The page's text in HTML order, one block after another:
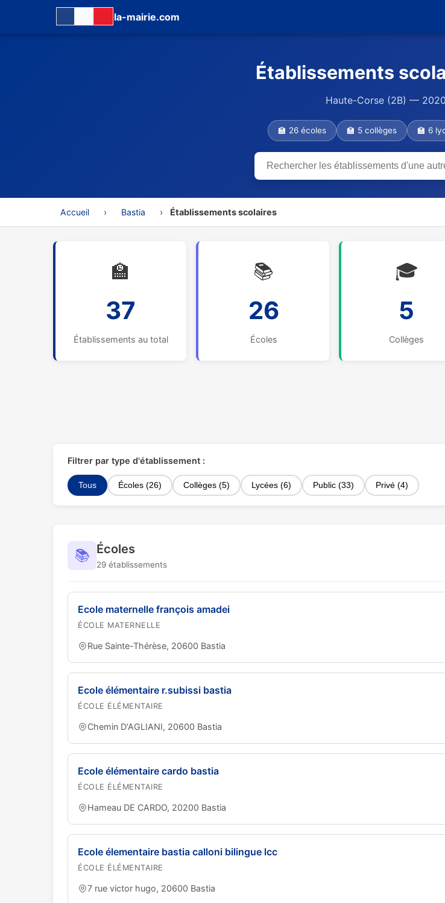
la-mairie.com
Établissements
Haute-Corse (2B) —
🏫 26 écoles 🏫 5 collèges 🏫 6
Accueil › Bastia › Établissements scolaires
🏫
37
Établissements au total
📚
26
Écoles
🎓
5
Collèges
Filtrer par type d'établissement :
Tous Écoles (26) Collèges (5) Lycées (6) Public (33) Privé (4)
📚 Écoles
29 établissements
Ecole maternelle françois amadei
ÉCOLE MATERNELLE
Rue Sainte-Thérèse, 20600 Bastia
Ecole élémentaire r.subissi bastia
ÉCOLE ÉLÉMENTAIRE
Chemin D'AGLIANI, 20600 Bastia
Ecole élémentaire cardo bastia
ÉCOLE ÉLÉMENTAIRE
Hameau DE CARDO, 20200 Bastia
Ecole élementaire bastia calloni bilingue lcc
ÉCOLE ÉLÉMENTAIRE
7 rue victor hugo, 20600 Bastia